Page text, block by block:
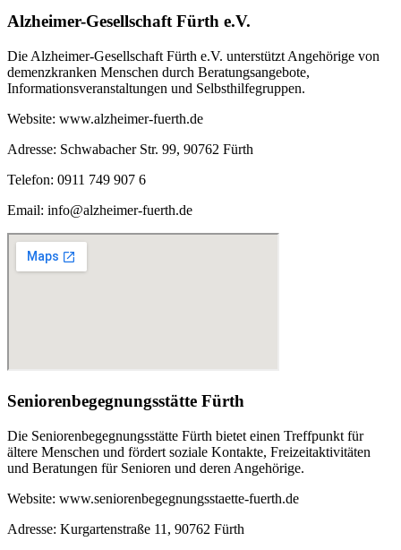
Alzheimer-Gesellschaft Fürth e.V.
Die Alzheimer-Gesellschaft Fürth e.V. unterstützt Angehörige von
demenzkranken Menschen durch Beratungsangebote,
Informationsveranstaltungen und Selbsthilfegruppen.
Website: www.alzheimer-fuerth.de
Adresse: Schwabacher Str. 99, 90762 Fürth
Telefon: 0911 749 907 6
Email: info@alzheimer-fuerth.de
Seniorenbegegnungsstätte Fürth
Die Seniorenbegegnungsstätte Fürth bietet einen Treffpunkt für
ältere Menschen und fördert soziale Kontakte, Freizeitaktivitäten
und Beratungen für Senioren und deren Angehörige.
Website: www.seniorenbegegnungsstaette-fuerth.de
Adresse: Kurgartenstraße 11, 90762 Fürth